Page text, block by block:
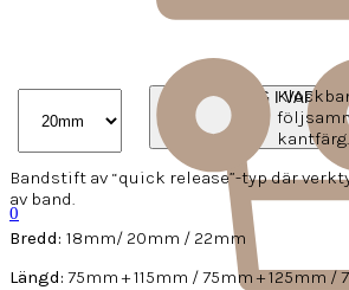
0
LÄGG I
kantfärg.
Bandstift av “quick release”-typ där
av band.
Bredd: 18mm/ 20mm / 22mm
Längd: 75mm + 115mm / 75mm + 125mm /